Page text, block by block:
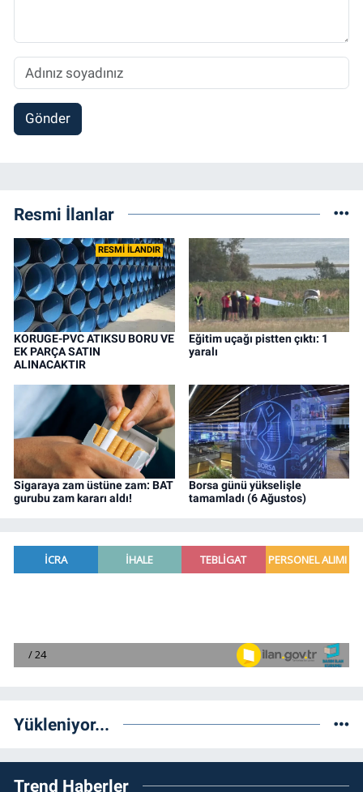
Gönder
Resmi İlanlar
RESMİ İLANDIR
KORUGE-PVC ATIKSU BORU VE
EK PARÇA SATIN
ALINACAKTIR
Eğitim uçağı pistten çıktı: 1
yaralı
Sigaraya zam üstüne zam: BAT
gurubu zam kararı aldı!
Borsa günü yükselişle
tamamladı (6 Ağustos)
Yükleniyor...
Trend Haberler